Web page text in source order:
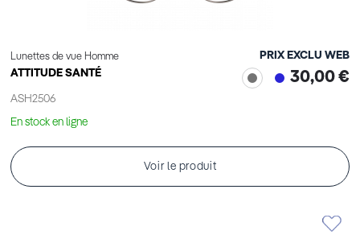
Lunettes de vue Homme
ATTITUDE SANTÉ
ASH2506
PRIX EXCLU WEB
30,00 €
En stock en ligne
Voir le produit